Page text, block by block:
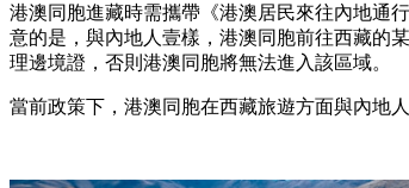
港澳同胞進藏時需攜帶《港澳居民來往內地通
意的是，與內地人壹樣，港澳同胞前往西藏的
理邊境證，否則港澳同胞將無法進入該區域。
當前政策下，港澳同胞在西藏旅遊方面與內地